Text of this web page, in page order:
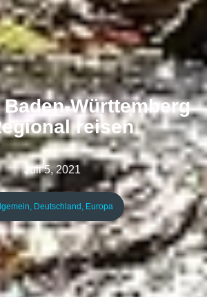
Württemberg
reisen
Juli 5, 2021
, Deutschland , Europa